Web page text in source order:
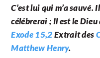
C’est lui qui m’a sauvé.
célébrerai ; Il est le Dieu
Exode 15,2Extrait des
Matthew Henry.